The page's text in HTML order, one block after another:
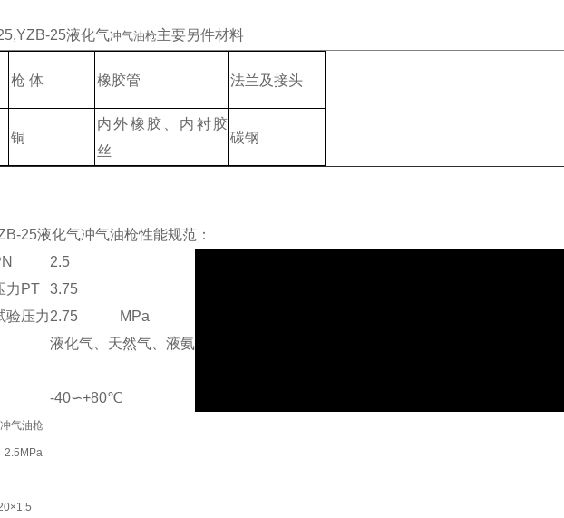
25液化气冲气油枪主要另件材料
枪 体 橡胶管 法兰及接头
铜
内外橡胶、内衬胶
丝
碳钢
25液化气冲气油枪性能规范：
2.5
MPa
力PT
3.75
验压力2.75
液化气、天然气、液氨
-40∽+80℃
气油枪
2.5MPa